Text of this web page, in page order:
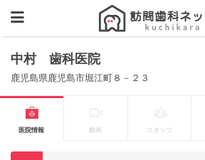
中村 歯科医院
鹿児島県鹿児島市堀江町８－２３
医院情報 動画 スタッフ